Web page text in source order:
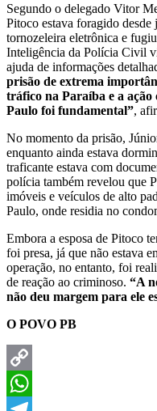
Segundo o delegado Vitor
Pitoco estava foragido
tornozeleira eletrônica e
Inteligência da Polícia Civil
ajuda de informações
prisão de extrema
tráfico na Paraíba e a ação
Paulo foi fundamental”,
No momento da prisão,
enquanto ainda estava
traficante estava com
polícia também revelou que
imóveis e veículos de alto
Paulo, onde residia no
Embora a esposa de Pitoco
foi presa, já que não estava
operação, no entanto, foi
de reação ao criminoso. “A
não deu margem para ele
O POVO PB
Copy